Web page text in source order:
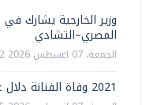
وزير الخارجية يشارك
المصري–التشادي
الجمعة، 07 اغسطس 2026 07:12 ص
2021 وفاة الفنانة دلال عبد العزيز